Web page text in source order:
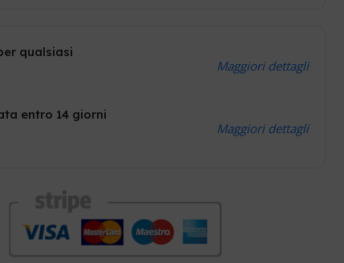
qualsiasi
Maggiori dettagli
entro 14 giorni
Maggiori dettagli